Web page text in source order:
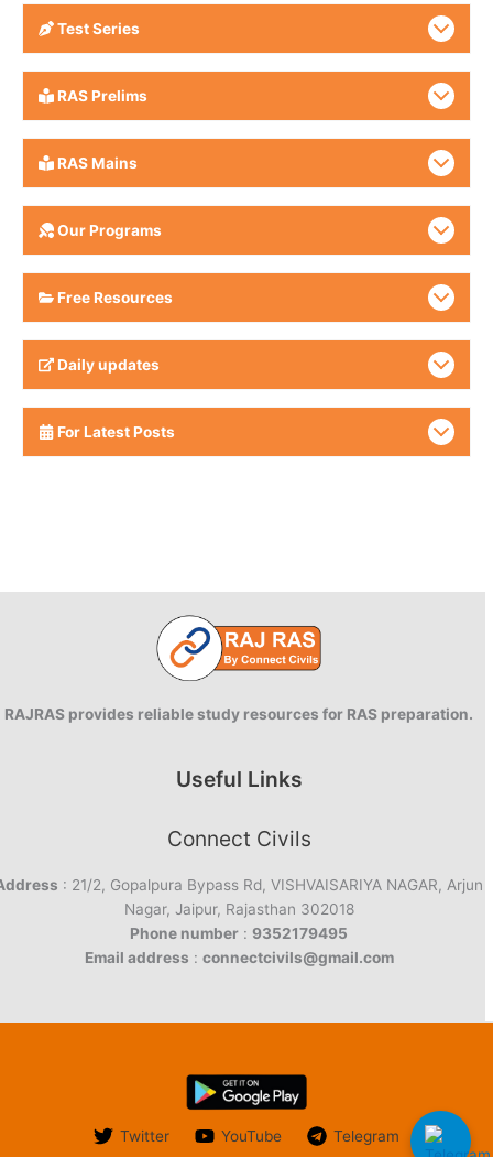
Test Series
RAS Prelims
RAS Mains
Our Programs
Free Resources
Daily updates
For Latest Posts
RAJRAS provides reliable study resources for RAS preparation.
Useful Links
Connect Civils
: 21/2, Gopalpura Bypass Rd, VISHVAISARIYA NAGAR, Arjun
Nagar, Jaipur, Rajasthan 302018
Phone number : 9352179495
Email address : connectcivils@gmail.com
Twitter YouTube Telegram